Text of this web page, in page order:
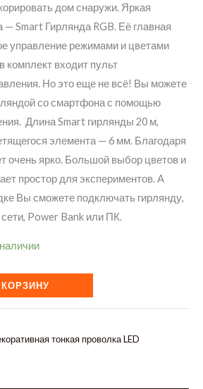
дом снаружи. Яркая
— Smart Гирлянда RGB. Её главная
управление режимами и цветами
комплект входит пульт
Но это еще не всё! Вы можете
со смартфона с помощью
Длина Smart гирлянды 20 м,
элемента — 6 мм. Благодаря
очень ярко. Большой выбор цветов и
простор для экспериментов. А
Вы сможете подключать гирлянду,
Power Bank или ПК.
КОРЗИНУ
тонкая проволка LED